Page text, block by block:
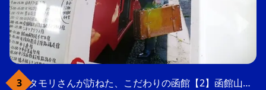
タモリさんが訪ねた、こだわりの函館【2】函館山の軍事要塞跡